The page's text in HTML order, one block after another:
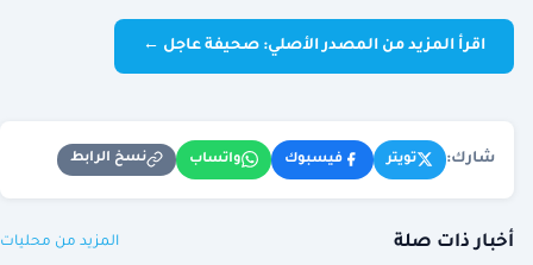
اقرأ المزيد من المصدر الأصلي: صحيفة عاجل ←
شارك: تويتر فيسبوك واتساب نسخ الرابط
أخبار ذات صلة المزيد من محليات